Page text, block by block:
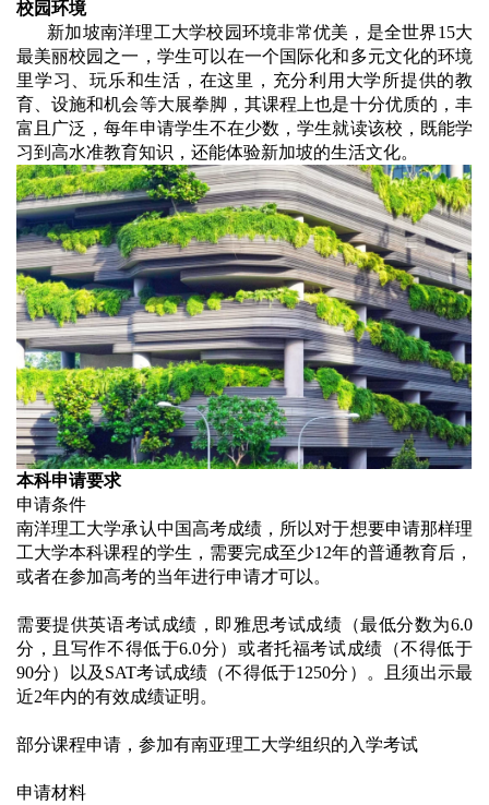
校园环境
新加坡南洋理工大学校园环境非常优美，是全世界15大
最美丽校园之一，学生可以在一个国际化和多元文化的环境
里学习、玩乐和生活，在这里，充分利用大学所提供的教
育、设施和机会等大展拳脚，其课程上也是十分优质的，丰
富且广泛，每年申请学生不在少数，学生就读该校，既能学
习到高水准教育知识，还能体验新加坡的生活文化。
本科申请要求
申请条件
南洋理工大学承认中国高考成绩，所以对于想要申请那样理
工大学本科课程的学生，需要完成至少12年的普通教育后，
或者在参加高考的当年进行申请才可以。
需要提供英语考试成绩，即雅思考试成绩（最低分数为6.0
分，且写作不得低于6.0分）或者托福考试成绩（不得低于
90分）以及SAT考试成绩（不得低于1250分）。且须出示最
近2年内的有效成绩证明。
部分课程申请，参加有南亚理工大学组织的入学考试
申请材料